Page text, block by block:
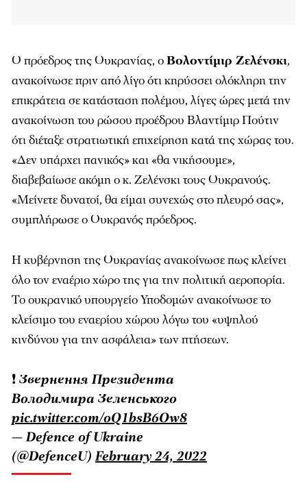
Ο πρόεδρος της Ουκρανίας, οΒολοντίμιρ Ζελένσκι,
ανακοίνωσε πριν από λίγο ότι κηρύσσει ολόκληρη την
επικράτεια σε κατάσταση πολέμου, λίγες ώρες μετά την
ανακοίνωση του ρώσου προέδρου Βλαντίμιρ Πούτιν
ότι διέταξε στρατιωτική επιχείρηση κατά της χώρας του.
«Δεν υπάρχει πανικός» και «θα νικήσουμε»,
διαβεβαίωσε ακόμη ο κ. Ζελένσκι τους Ουκρανούς.
«Μείνετε δυνατοί, θα είμαι συνεχώς στο πλευρό σας»,
συμπλήρωσε ο Ουκρανός πρόεδρος.
Η κυβέρνηση της Ουκρανίας ανακοίνωσε πως κλείνει
όλο τον εναέριο χώρο της για την πολιτική αεροπορία.
Το ουκρανικό υπουργείο Υποδομών ανακοίνωσε το
κλείσιμο του εναερίου χώρου λόγω του «υψηλού
κινδύνου για την ασφάλεια» των πτήσεων.
❗️ Звернення Президента
Володимира Зеленського
pic.twitter.com/oQ1bsB6Ow8
— Defence of Ukraine
(@DefenceU)February 24, 2022